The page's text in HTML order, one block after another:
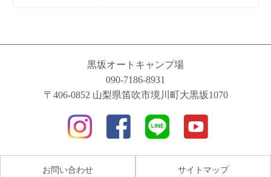
黒坂オートキャンプ場
090-7186-8931
〒406-0852 山梨県笛吹市境川町大黒坂1070
お問い合わせ サイトマップ